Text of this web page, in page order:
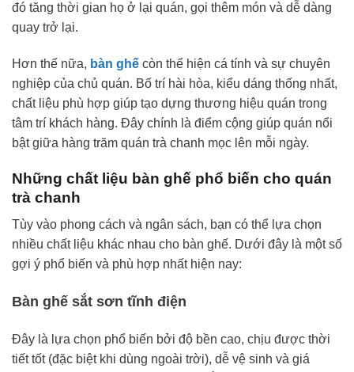
đó tăng thời gian họ ở lại quán, gọi thêm món và dễ dàng
quay trở lại.
Hơn thế nữa, bàn ghế còn thể hiện cá tính và sự chuyên
nghiệp của chủ quán. Bố trí hài hòa, kiểu dáng thống nhất,
chất liệu phù hợp giúp tạo dựng thương hiệu quán trong
tâm trí khách hàng. Đây chính là điểm cộng giúp quán nổi
bật giữa hàng trăm quán trà chanh mọc lên mỗi ngày.
Những chất liệu bàn ghế phổ biến cho quán
trà chanh
Tùy vào phong cách và ngân sách, bạn có thể lựa chọn
nhiều chất liệu khác nhau cho bàn ghế. Dưới đây là một số
gợi ý phổ biến và phù hợp nhất hiện nay:
Bàn ghế sắt sơn tĩnh điện
Đây là lựa chọn phổ biến bởi độ bền cao, chịu được thời
tiết tốt (đặc biệt khi dùng ngoài trời), dễ vệ sinh và giá